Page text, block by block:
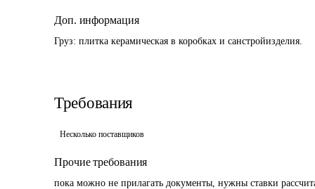
Доп. информация
Груз: плитка керамическая в коробках и санстройизделия.
Требования
Несколько поставщиков
Прочие требования
пока можно не прилагать документы, нужны ставки